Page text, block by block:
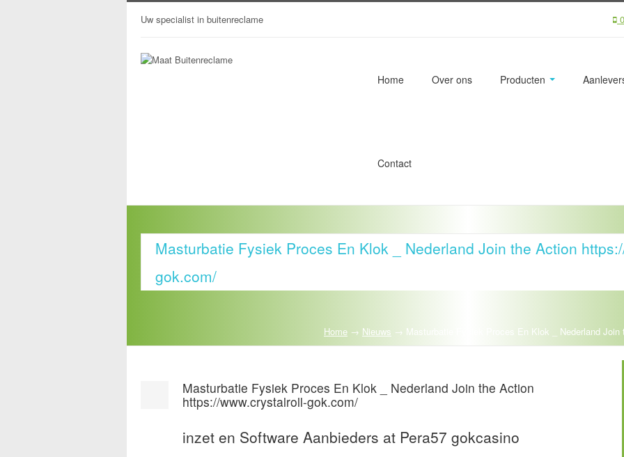
Uw specialist in buitenreclame
Home Over ons Producten
Contact
Masturbatie Fysiek Proces En Klok _ Nederland Join the Action
gok.com/
Home → Nieuws → Masturbatie Fysiek Proces En Klok _ Nederland
Masturbatie Fysiek Proces En Klok _ Nederland Join the Action
https://www.crystalroll-gok.com/
inzet en Software Aanbieders at Pera57 gokcasino